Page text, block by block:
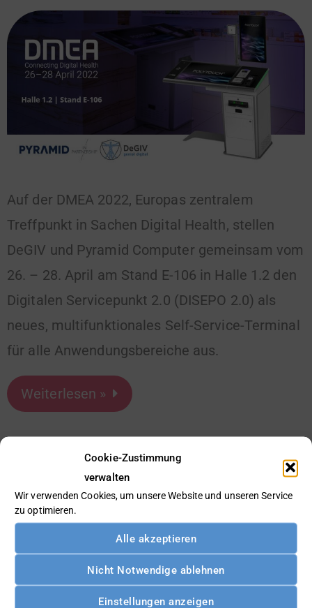
Cookie-Zustimmung
verwalten
Wir verwenden Cookies, um unsere Website und unseren Service
zu optimieren.
Alle akzeptieren
Nicht Notwendige ablehnen
Einstellungen anzeigen
Auf der DMEA 2022, Europas zentralem
Treffpunkt in Sachen Digital Health, stellen
DeGIV und Pyramid Computer gemeinsam vom
26. – 28. April am Stand E-106 in Halle 1.2 den
Digitalen Servicepunkt 2.0 (DISEPO 2.0) als
neues, multifunktionales Self-Service-Terminal
für alle Anwendungsbereiche aus.
Weiterlesen »